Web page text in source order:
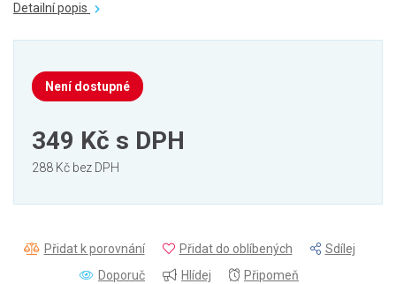
Detailní popis
Není dostupné
349 Kč s DPH
288 Kč bez DPH
Přidat k porovnání Přidat do oblíbených
Sdílej
Doporuč
Hlídej Připomeň